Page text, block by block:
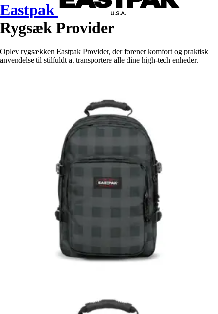
Eastpak
Rygsæk Provider
Oplev rygsækken Eastpak Provider, der forener komfort og praktisk
anvendelse til stilfuldt at transportere alle dine high-tech enheder.